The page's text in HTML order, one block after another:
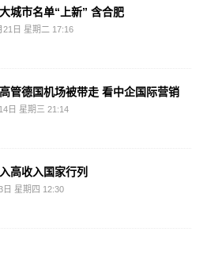
城市名单“上新” 含合肥
21日 星期二 17:16
管德国机场被带走 看中企国际营销
日 星期三 21:14
高收入国家行列
日 星期四 12:30